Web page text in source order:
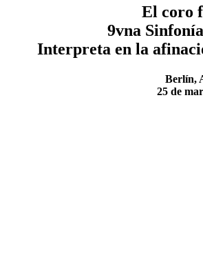
El coro
9vna
Interpreta en la
Berlín,
25 de